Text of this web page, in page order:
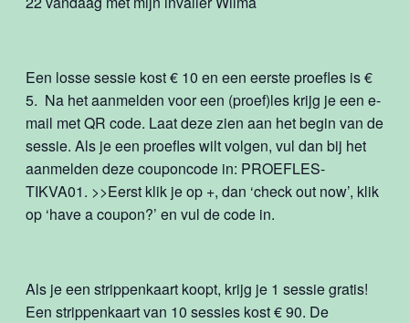
Een losse sessie kost € 10 en een eerste proefles is €
5. Na het aanmelden voor een (proef)les krijg je een e-
mail met QR code. Laat deze zien aan het begin van de
sessie. Als je een proefles wilt volgen, vul dan bij het
aanmelden deze couponcode in: PROEFLES-
TIKVA01. >>Eerst klik je op +, dan ‘check out now’, klik
op ‘have a coupon?’ en vul de code in.
Als je een strippenkaart koopt, krijg je 1 sessie gratis!
Een strippenkaart van 10 sessies kost € 90. De